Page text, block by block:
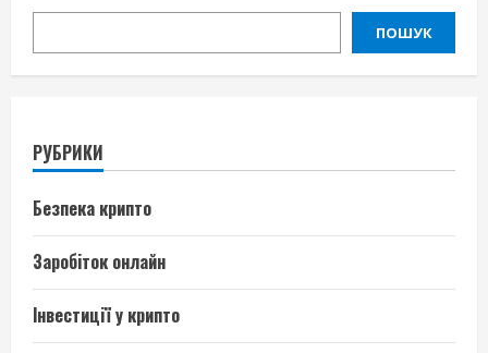
ПОШУК
РУБРИКИ
Безпека крипто
Заробіток онлайн
Інвестиції у крипто